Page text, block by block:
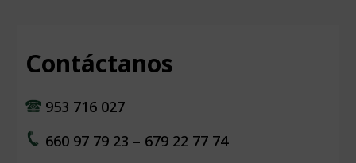
Contáctanos
953 716 027
660 97 79 23 – 679 22 77 74